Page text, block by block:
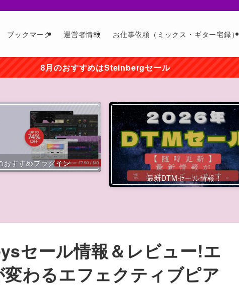
ブックマーク 運営者情報 お仕事依頼（ミックス・ギター宅録）
8月のおすすめはSteinbergセール
おすすめプラグイン
最新DTMセール情報！
セール情報＆レビュー!エ
わるエフェクティブピア